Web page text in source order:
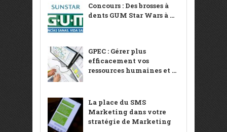
Concours : Des brosses à
dents GUM Star Wars à ...
GPEC : Gérer plus
efficacement vos
ressources humaines et ...
La place du SMS
Marketing dans votre
stratégie de Marketing